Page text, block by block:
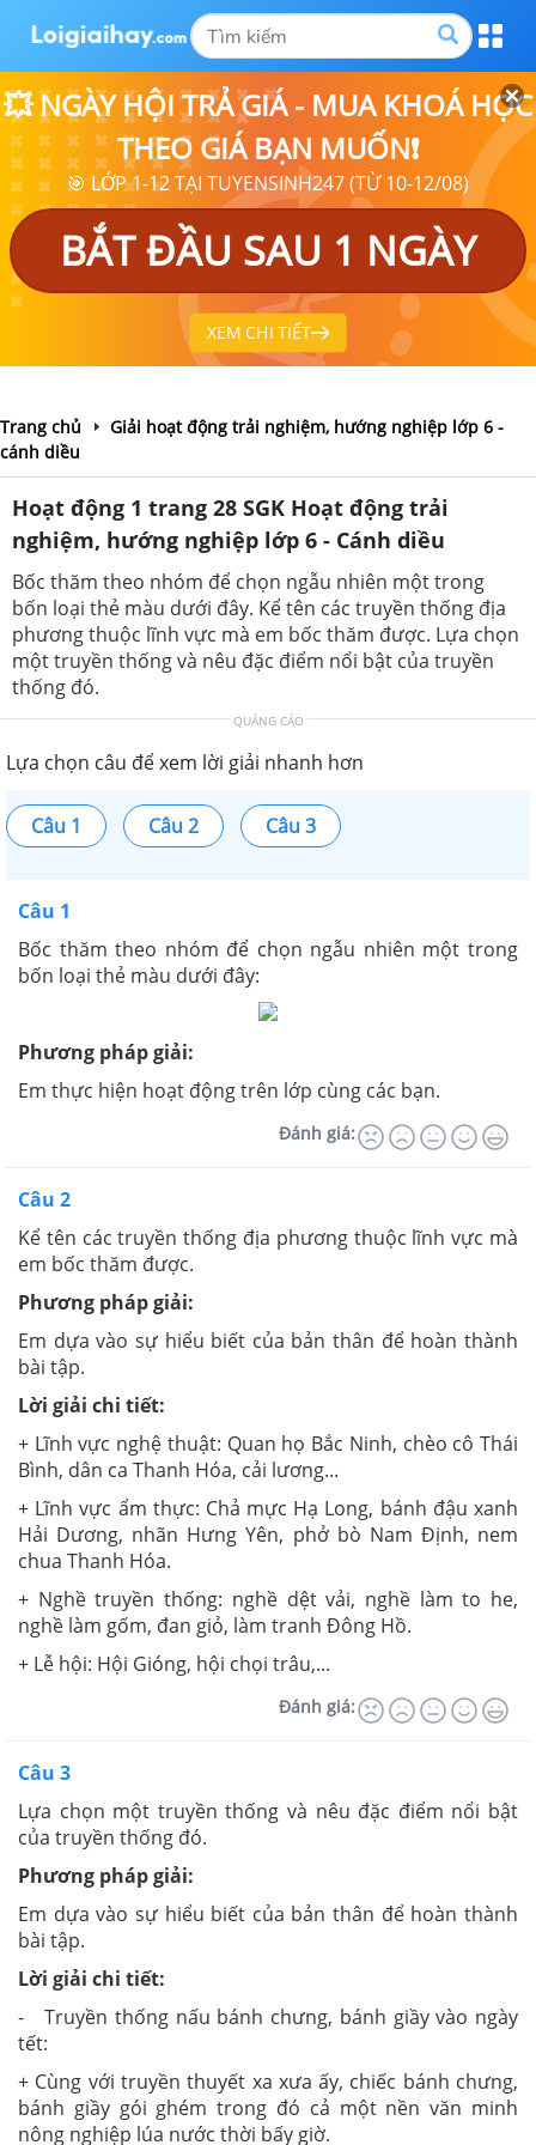
💥 NGÀY HỘI TRẢ GIÁ - MUA KHOÁ HỌC
THEO GIÁ BẠN MUỐN❗
🎯 LỚP 1-12 TẠI TUYENSINH247 (TỪ 10-12/08)
BẮT ĐẦU SAU 1 NGÀY
XEM CHI TIẾT
Trang chủ
Giải hoạt động trải nghiệm, hướng nghiệp lớp 6 -
cánh diều
Hoạt động 1 trang 28 SGK Hoạt động trải
nghiệm, hướng nghiệp lớp 6 - Cánh diều
Bốc thăm theo nhóm để chọn ngẫu nhiên một trong
bốn loại thẻ màu dưới đây. Kể tên các truyền thống địa
phương thuộc lĩnh vực mà em bốc thăm được. Lựa chọn
một truyền thống và nêu đặc điểm nổi bật của truyền
thống đó.
QUẢNG CÁO
Lựa chọn câu để xem lời giải nhanh hơn
Câu 1 Câu 2 Câu 3
Câu 1
Bốc thăm theo nhóm để chọn ngẫu nhiên một trong
bốn loại thẻ màu dưới đây:
Phương pháp giải:
Em thực hiện hoạt động trên lớp cùng các bạn.
Đánh giá:
Câu 2
Kể tên các truyền thống địa phương thuộc lĩnh vực mà
em bốc thăm được.
Phương pháp giải:
Em dựa vào sự hiểu biết của bản thân để hoàn thành
bài tập.
Lời giải chi tiết:
+ Lĩnh vực nghệ thuật: Quan họ Bắc Ninh, chèo cô Thái
Bình, dân ca Thanh Hóa, cải lương...
+ Lĩnh vực ẩm thực: Chả mực Hạ Long, bánh đậu xanh
Hải Dương, nhãn Hưng Yên, phở bò Nam Định, nem
chua Thanh Hóa.
+ Nghề truyền thống: nghề dệt vải, nghề làm to he,
nghề làm gốm, đan giỏ, làm tranh Đông Hồ.
+ Lễ hội: Hội Gióng, hội chọi trâu,...
Đánh giá:
Câu 3
Lựa chọn một truyền thống và nêu đặc điểm nổi bật
của truyền thống đó.
Phương pháp giải:
Em dựa vào sự hiểu biết của bản thân để hoàn thành
bài tập.
Lời giải chi tiết:
- Truyền thống nấu bánh chưng, bánh giầy vào ngày
tết:
+ Cùng với truyền thuyết xa xưa ấy, chiếc bánh chưng,
bánh giầy gói ghém trong đó cả một nền văn minh
nông nghiệp lúa nước thời bấy giờ.